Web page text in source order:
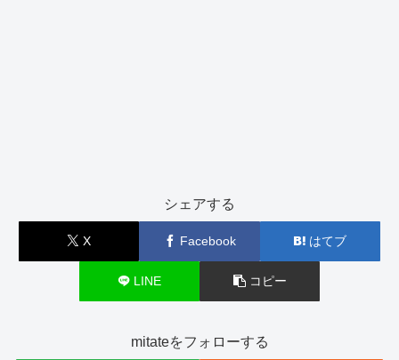
シェアする
X Facebook はてブ
LINE コピー
mitateをフォローする